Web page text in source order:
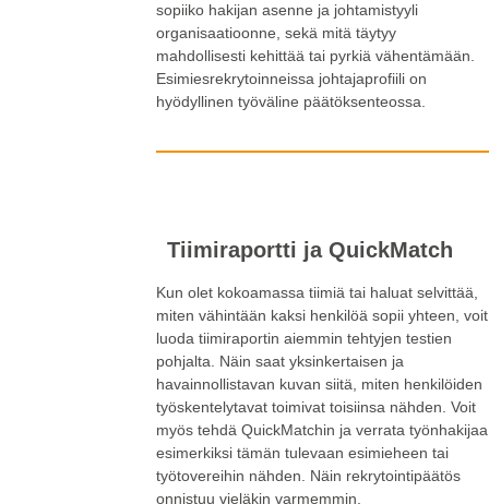
sopiiko hakijan asenne ja johtamistyyli
organisaatioonne, sekä mitä täytyy
mahdollisesti kehittää tai pyrkiä vähentämään.
Esimiesrekrytoinneissa johtajaprofiili on
hyödyllinen työväline päätöksenteossa.
Tiimiraportti ja QuickMatch
Kun olet kokoamassa tiimiä tai haluat selvittää,
miten vähintään kaksi henkilöä sopii yhteen, voit
luoda tiimiraportin aiemmin tehtyjen testien
pohjalta. Näin saat yksinkertaisen ja
havainnollistavan kuvan siitä, miten henkilöiden
työskentelytavat toimivat toisiinsa nähden. Voit
myös tehdä QuickMatchin ja verrata työnhakijaa
esimerkiksi tämän tulevaan esimieheen tai
työtovereihin nähden. Näin rekrytointipäätös
onnistuu vieläkin varmemmin.